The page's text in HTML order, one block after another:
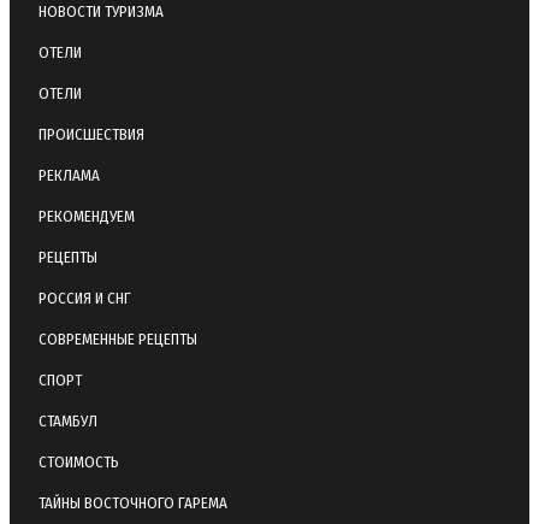
НОВОСТИ ТУРИЗМА
ОТЕЛИ
ОТЕЛИ
ПРОИСШЕСТВИЯ
РЕКЛАМА
РЕКОМЕНДУЕМ
РЕЦЕПТЫ
РОССИЯ И СНГ
СОВРЕМЕННЫЕ РЕЦЕПТЫ
СПОРТ
СТАМБУЛ
СТОИМОСТЬ
ТАЙНЫ ВОСТОЧНОГО ГАРЕМА